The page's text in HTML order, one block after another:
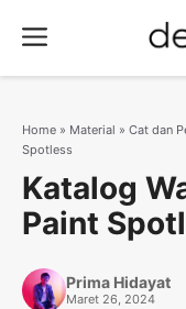
Menu
Home » Material » Cat dan
Spotless
Katalog
Paint
Prima Hidayat
Maret 26, 2024